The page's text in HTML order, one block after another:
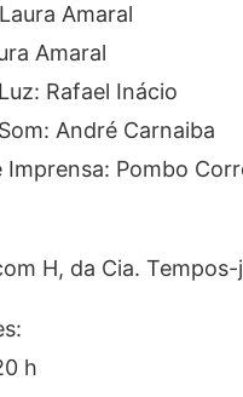
Amaral
Amaral
Rafael Inácio
André Carnaiba
Imprensa: Pombo
H, da Cia.
h